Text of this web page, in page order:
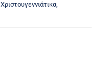
Χριστουγεννιάτικα,